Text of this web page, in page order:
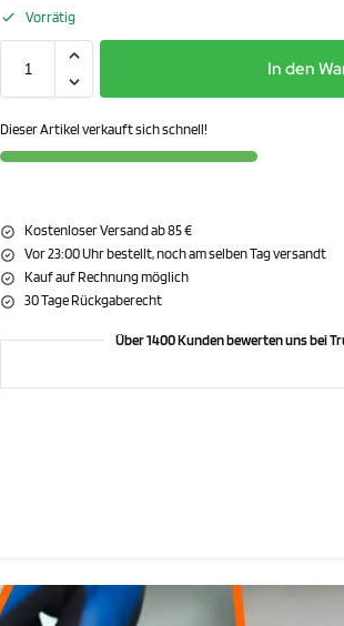
Vorrätig
In den
Dieser Artikel verkauft sich schnell!
Kostenloser Versand ab 85 €
Vor 23:00 Uhr bestellt, noch am selben Tag versandt
Kauf auf Rechnung möglich
30 Tage Rückgaberecht
Über 1400 Kunden bewerten uns bei